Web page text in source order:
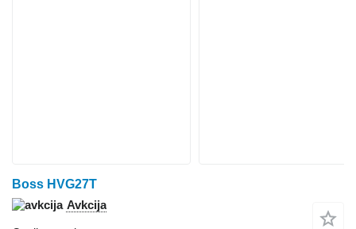
Boss HVG27T
Avkcija